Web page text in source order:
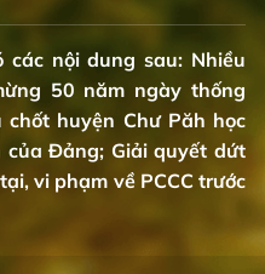
các nội dung sau: Nhiều
50 năm ngày thống
huyện Chư Păh học
Đảng; Giải quyết dứt
vi phạm về PCCC trước